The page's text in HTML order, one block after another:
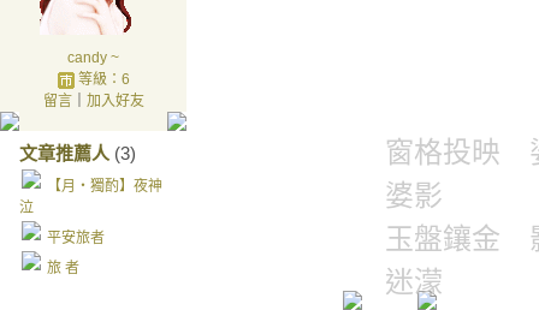
candy ~
等級：6
留言｜ 加入好友
文章推薦人 (3)
【月‧獨酌】夜神
泣
平安旅者
旅 者
窗格投映
婆影
玉盤鑲金
迷濛